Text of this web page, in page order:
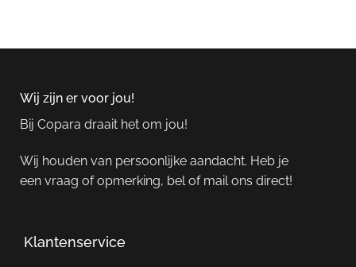
Wij zijn er voor jou!
Bij Copara draait het om jou!
Wij houden van persoonlijke aandacht. Heb je
een vraag of opmerking, bel of mail ons direct!
Klantenservice